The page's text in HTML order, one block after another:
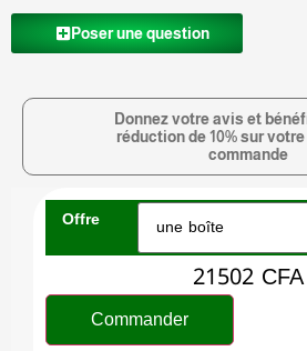
Poser une question
Donnez votre avis et
réduction de 10% sur
commande
Offre
21502 CFA
Commander